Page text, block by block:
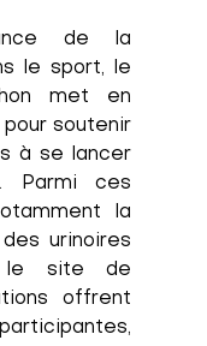
de la
le sport, le
met en
soutenir
à se lancer
Parmi ces
la
urinoires
le site de
offrent